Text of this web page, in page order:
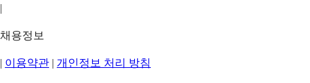
|
채용정보
| 이용약관 | 개인정보 처리 방침